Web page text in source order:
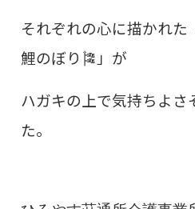
それぞれの心に描かれた
鯉のぼり🎏」が
ハガキの上で気持ちよさ
た。